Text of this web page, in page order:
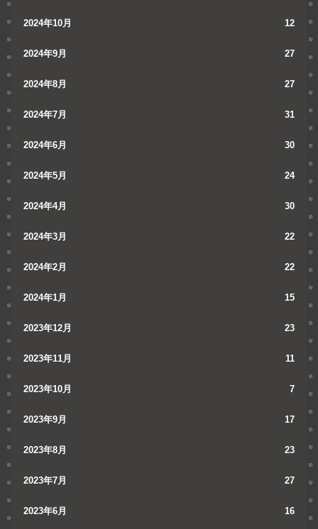
2024年10月 12
2024年9月 27
2024年8月 27
2024年7月 31
2024年6月 30
2024年5月 24
2024年4月 30
2024年3月 22
2024年2月 22
2024年1月 15
2023年12月 23
2023年11月 11
2023年10月 7
2023年9月 17
2023年8月 23
2023年7月 27
2023年6月 16